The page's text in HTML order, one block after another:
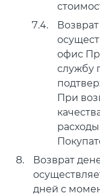
офис
службу
При
Возврат
дней с